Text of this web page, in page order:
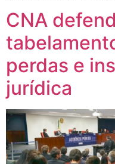
CNA
perdas e
jurídica